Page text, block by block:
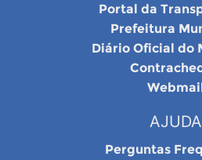
Portal da
Prefeitura
Diário Oficial do
AJUDA
Perguntas